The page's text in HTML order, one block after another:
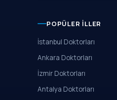
POPÜLER İLLER
İstanbul Doktorları
Ankara Doktorları
İzmir Doktorları
Antalya Doktorları